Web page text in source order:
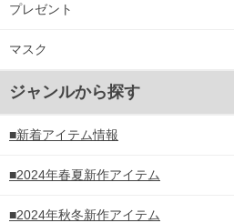
プレゼント
マスク
ジャンルから探す
■新着アイテム情報
■2024年春夏新作アイテム
■2024年秋冬新作アイテム